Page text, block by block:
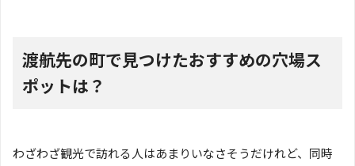
渡航先の町で見つけたおすすめの穴場ス
ポットは？
わざわざ観光で訪れる人はあまりいなさそうだけれど、同時